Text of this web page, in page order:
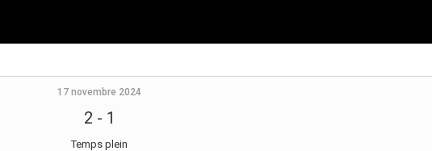
17 novembre 2024
2 - 1
Temps plein